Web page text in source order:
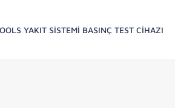
YAKIT SİSTEMİ BASINÇ TEST CİHAZI